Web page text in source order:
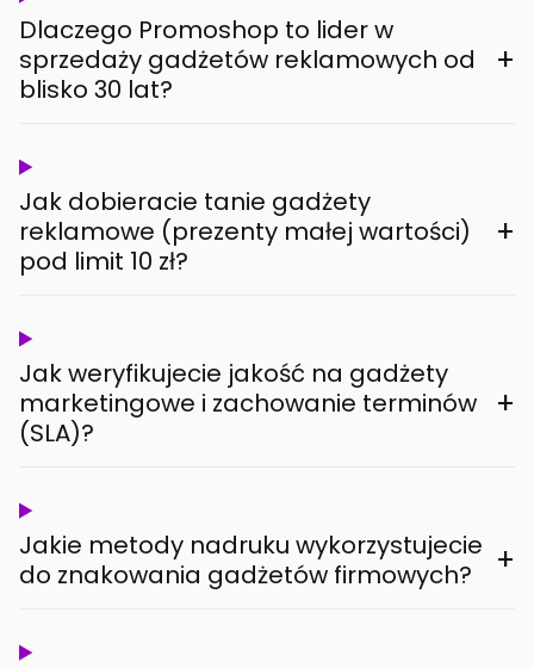
Dlaczego Promoshop to lider w
sprzedaży gadżetów reklamowych od
blisko 30 lat?
+
Jak dobieracie tanie gadżety
reklamowe (prezenty małej wartości)
pod limit 10 zł?
+
Jak weryfikujecie jakość na gadżety
marketingowe i zachowanie terminów
(SLA)?
+
Jakie metody nadruku wykorzystujecie
do znakowania gadżetów firmowych?
+